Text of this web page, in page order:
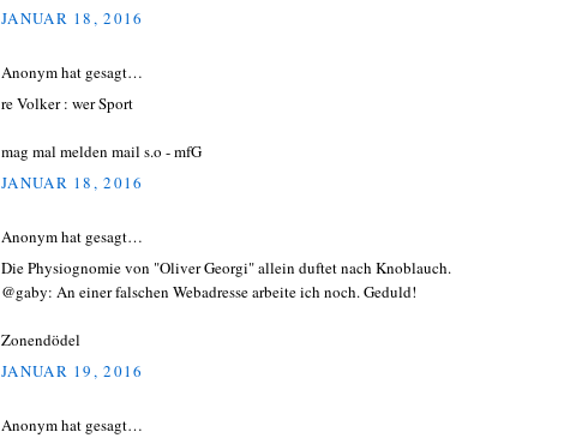
JANUAR 18, 2016
Anonym hat gesagt…
re Volker : wer Sport
mag mal melden mail s.o - mfG
JANUAR 18, 2016
Anonym hat gesagt…
Die Physiognomie von "Oliver Georgi" allein duftet nach Knoblauch.
@gaby: An einer falschen Webadresse arbeite ich noch. Geduld!
Zonendödel
JANUAR 19, 2016
Anonym hat gesagt…